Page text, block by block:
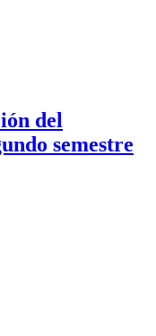
del
semestre